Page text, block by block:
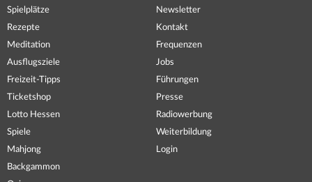
Spielplätze
Rezepte
Meditation
Ausflugsziele
Freizeit-Tipps
Ticketshop
Lotto Hessen
Spiele
Mahjong
Backgammon
Newsletter
Kontakt
Frequenzen
Jobs
Führungen
Presse
Radiowerbung
Weiterbildung
Login